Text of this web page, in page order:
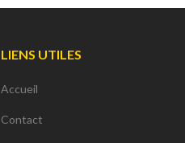
LIENS UTILES
Accueil
Contact